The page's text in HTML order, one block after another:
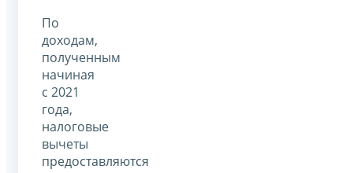
По
доходам,
полученным
начиная
с 2021
года,
налоговые
вычеты
предоставляются